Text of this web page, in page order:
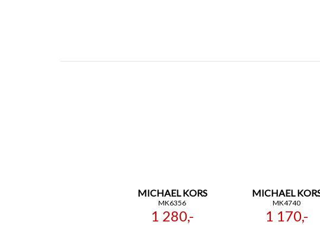
MICHAEL KORS
MK6356
1 280,-
MICHAEL
MK4740
1 170,-